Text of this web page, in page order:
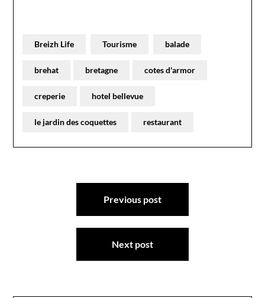
Breizh Life Tourisme balade
brehat bretagne cotes d'armor
creperie hotel bellevue
le jardin des coquettes restaurant
Navigation
Previous post
Next post